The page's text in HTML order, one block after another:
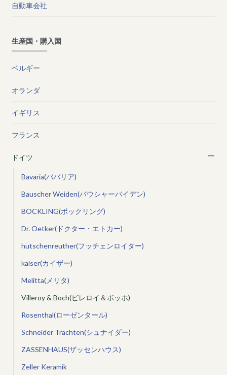
自動車会社
生産国・購入国
ベルギー
オランダ
イギリス
フランス
ドイツ
Bavaria(ババリア)
Bauscher Weiden(バウシャーバイデン)
BOCKLING(ボックリング)
Dr. Oetker(ドクター・エトカー)
hutschenreuther(フッチェンロイター)
kaiser(カイザー)
Melitta(メリタ)
Villeroy & Boch(ビレロイ＆ボッホ)
Rosenthal(ローゼンタール)
Schneider Trachten(シュナイダー)
ZASSENHAUS(ザッセンハウス)
Zeller Keramik